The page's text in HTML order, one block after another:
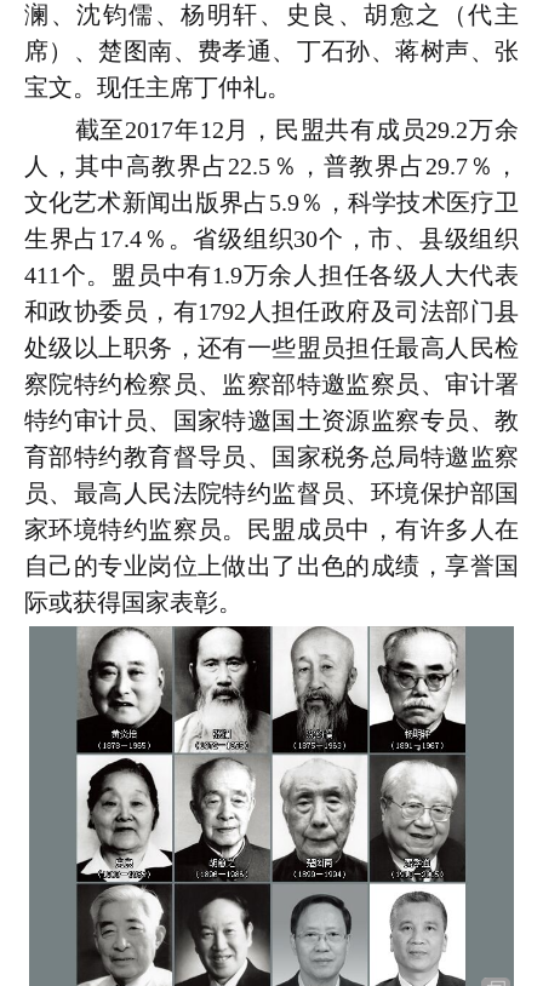
澜、沈钧儒、杨明轩、史良、胡愈之（代主
席）、楚图南、费孝通、丁石孙、蒋树声、张
宝文。现任主席丁仲礼。
截至2017年12月，民盟共有成员29.2万余
人，其中高教界占22.5％，普教界占29.7％，
文化艺术新闻出版界占5.9％，科学技术医疗卫
生界占17.4％。省级组织30个，市、县级组织
411个。盟员中有1.9万余人担任各级人大代表
和政协委员，有1792人担任政府及司法部门县
处级以上职务，还有一些盟员担任最高人民检
察院特约检察员、监察部特邀监察员、审计署
特约审计员、国家特邀国土资源监察专员、教
育部特约教育督导员、国家税务总局特邀监察
员、最高人民法院特约监督员、环境保护部国
家环境特约监察员。民盟成员中，有许多人在
自己的专业岗位上做出了出色的成绩，享誉国
际或获得国家表彰。